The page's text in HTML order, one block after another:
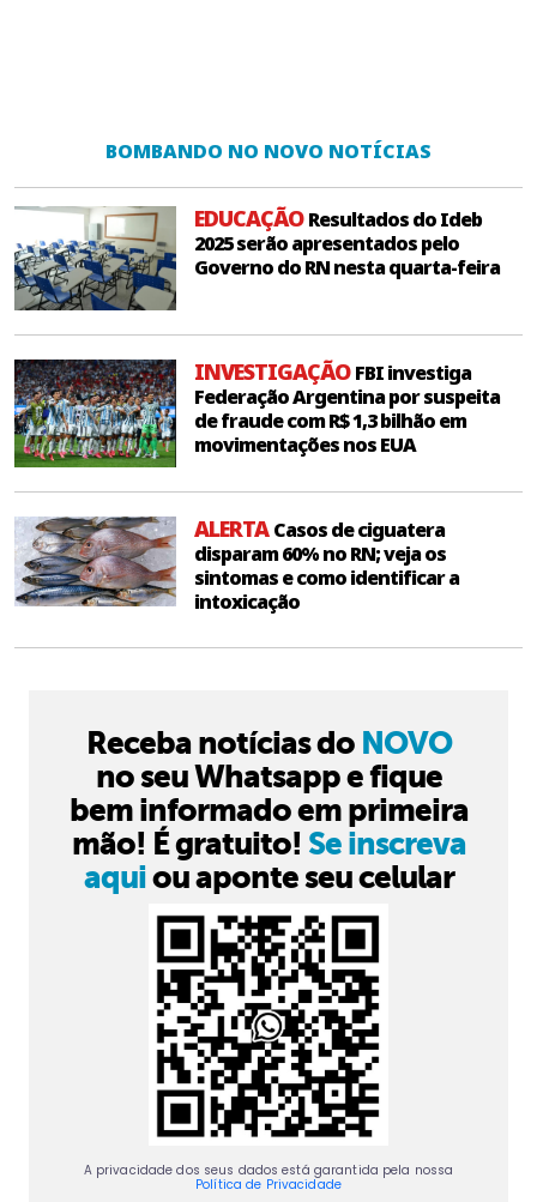
BOMBANDO NO NOVO NOTÍCIAS
EDUCAÇÃOResultados do Ideb
2025 serão apresentados pelo
Governo do RN nesta quarta-feira
INVESTIGAÇÃOFBI investiga
Federação Argentina por suspeita
de fraude com R$ 1,3 bilhão em
movimentações nos EUA
ALERTACasos de ciguatera
disparam 60% no RN; veja os
sintomas e como identificar a
intoxicação
Receba notícias do NOVO
no seu Whatsapp e fique
bem informado em primeira
mão! É gratuito! Se inscreva
aquiou aponte seu celular
A privacidade dos seus dados está garantida pela nossa
Política de Privacidade